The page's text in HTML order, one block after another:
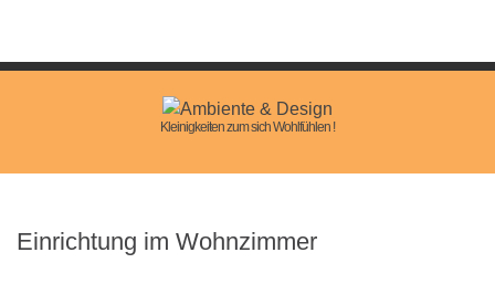
Kleinigkeiten zum sich Wohlfühlen !
Einrichtung im Wohnzimmer